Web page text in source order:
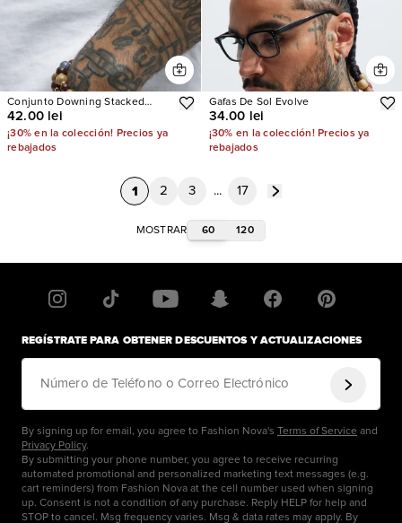
Conjunto Downing Stacked
Bracelet
42.00 lei
¡30% en la colección! Precios ya
rebajados
Gafas De Sol Evolve
34.00 lei
¡30% en la colección! Precios ya
rebajados
1 2 3 ... 17
MOSTRAR 60 120
REGÍSTRATE PARA OBTENER DESCUENTOS Y ACTUALIZACIONES
Número de Teléfono o Correo Electrónico
By signing up for email, you agree to Fashion Nova's Terms of Service and
Privacy Policy.
By submitting your phone number, you agree to receive recurring
automated promotional and personalized marketing text messages (e.g.
cart reminders) from Fashion Nova at the cell number used when signing
up. Consent is not a condition of any purchase. Reply HELP for help and
STOP to cancel. Msg frequency varies. Msg & data rates may apply. By